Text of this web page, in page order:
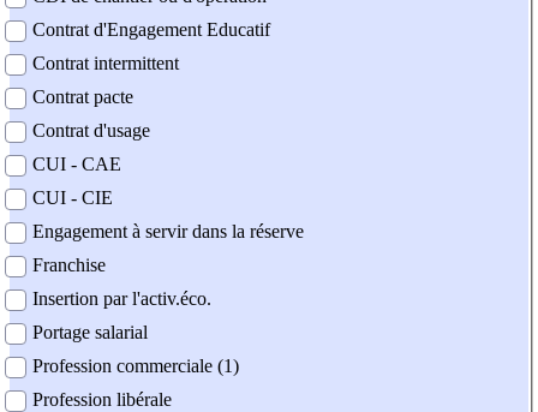
Contrat d'Engagement Educatif
Contrat intermittent
Contrat pacte
Contrat d'usage
CUI - CAE
CUI - CIE
Engagement à servir dans la réserve
Franchise
Insertion par l'activ.éco.
Portage salarial
Profession commerciale (1)
Profession libérale